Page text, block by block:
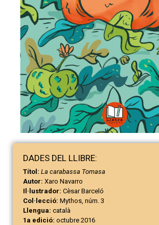
DADES DEL LLIBRE:
Títol: La carabassa Tomasa
Autor: Xaro Navarro
Il·lustrador: Cèsar Barceló
Col·lecció: Mythos, núm. 3
Llengua: català
1a edició: octubre 2016